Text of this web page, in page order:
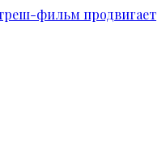
фильм продвигает